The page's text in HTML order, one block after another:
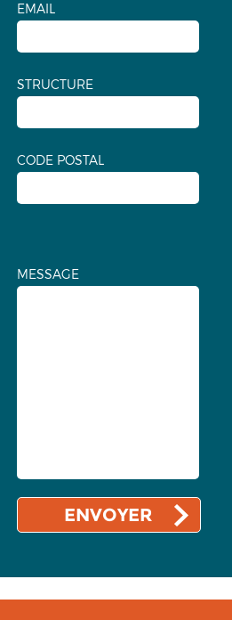
EMAIL
STRUCTURE
CODE POSTAL
MESSAGE